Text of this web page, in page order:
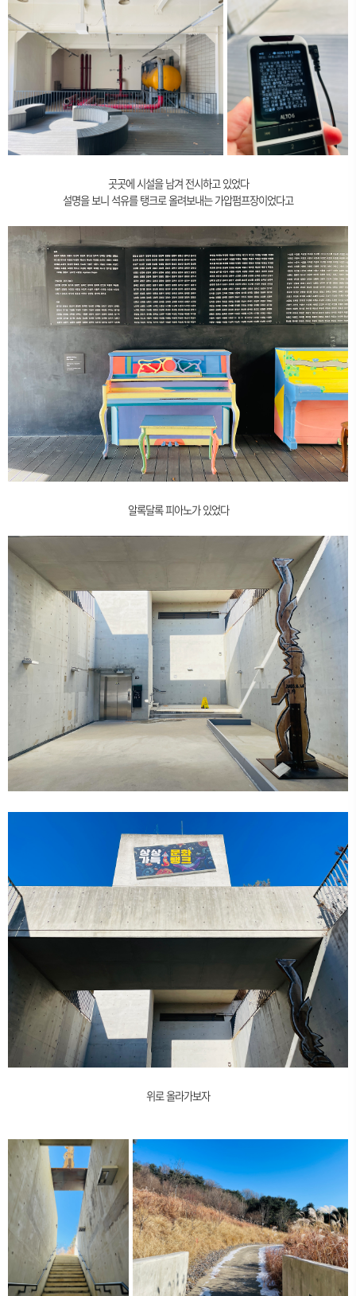
곳곳에 시설을 남겨 전시하고 있었다
설명을 보니 석유를 탱크로 올려보내는 가압펌프장이었다고
알록달록 피아노가 있었다
위로 올라가보자